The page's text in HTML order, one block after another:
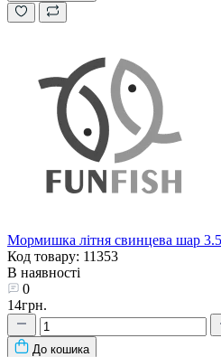
Мормишка літня свинцева шар
Код товару: 11353
В наявності
0
14грн.
До кошика